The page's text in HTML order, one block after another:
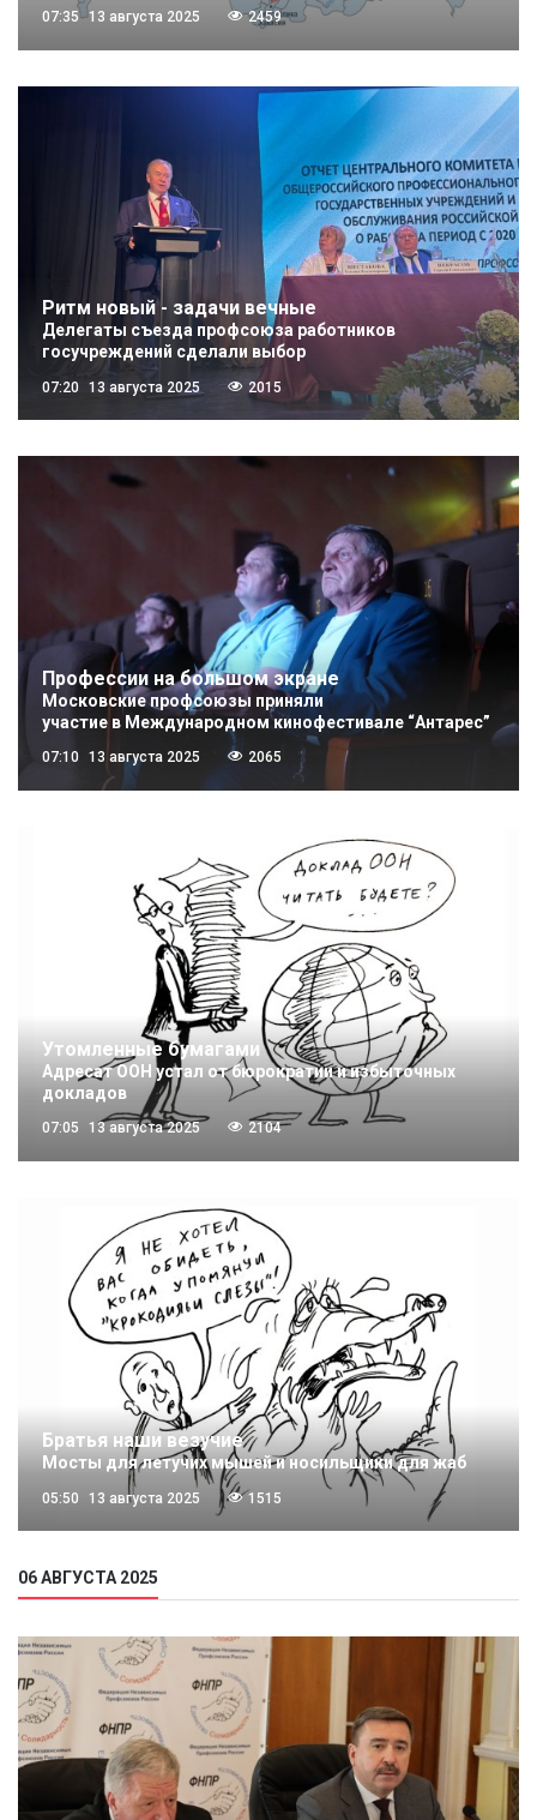
07:35 13 августа 2025 2459
Ритм новый - задачи вечные
Делегаты съезда профсоюза работников
госучреждений сделали выбор
07:20 13 августа 2025 2015
Профессии на большом экране
Московские профсоюзы приняли
участие в Международном кинофестивале “Антарес”
07:10 13 августа 2025 2065
Утомленные бумагами
Адресат ООН устал от бюрократии и избыточных
докладов
07:05 13 августа 2025 2104
Братья наши везучие
Мосты для летучих мышей и носильщики для жаб
05:50 13 августа 2025 1515
06 АВГУСТА 2025